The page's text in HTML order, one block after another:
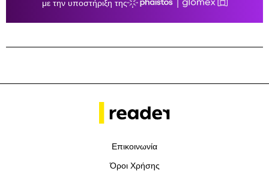
Επικοινωνία
Όροι Χρήσης